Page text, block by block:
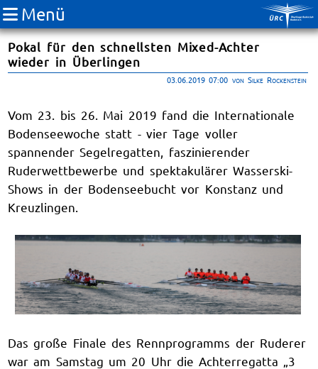
Menü
Pokal für den schnellsten Mixed-Achter
wieder in Überlingen
03.06.2019 07:00 von Silke Rockenstein
Vom 23. bis 26. Mai 2019 fand die Internationale
Bodenseewoche statt - vier Tage voller
spannender Segelregatten, faszinierender
Ruderwettbewerbe und spektakulärer Wasserski-
Shows in der Bodenseebucht vor Konstanz und
Kreuzlingen.
Das große Finale des Rennprogramms der Ruderer
war am Samstag um 20 Uhr die Achterregatta „3